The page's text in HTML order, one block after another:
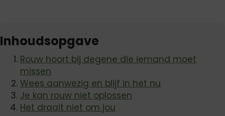
Inhoudsopgave
Rouw hoort bij degene die iemand moet
missen
Wees aanwezig en blijf in het nu
Je kan rouw niet oplossen
Het draait niet om jou